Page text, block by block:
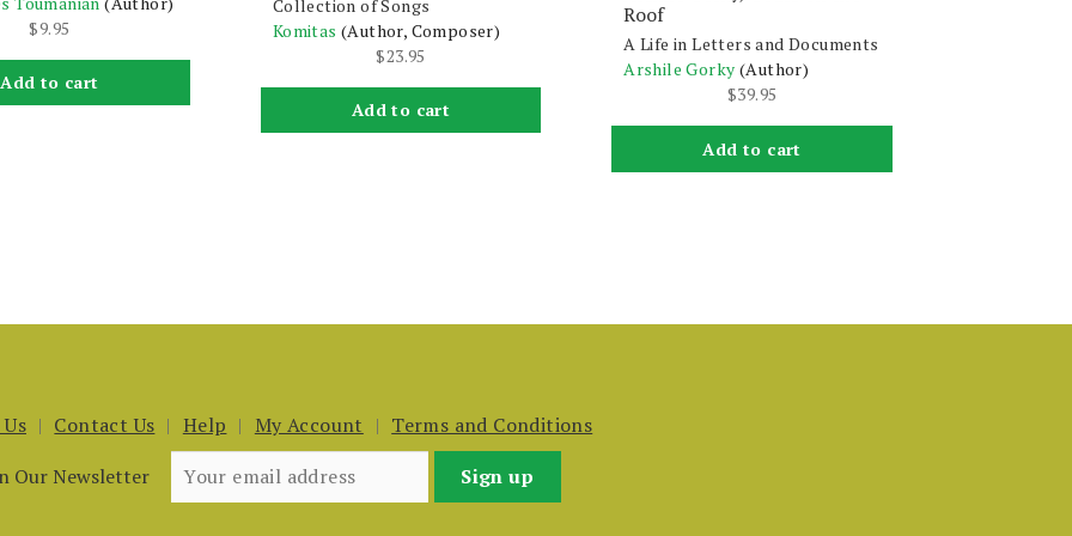
$9.95
Add to cart
Collection of Songs
Komitas (Author, Composer)
$23.95
Add to cart
Roof
A Life in Letters and Documents
Arshile Gorky (Author)
$39.95
Add to cart
Contact Us Help My Account
Terms and Conditions
Our Newsletter